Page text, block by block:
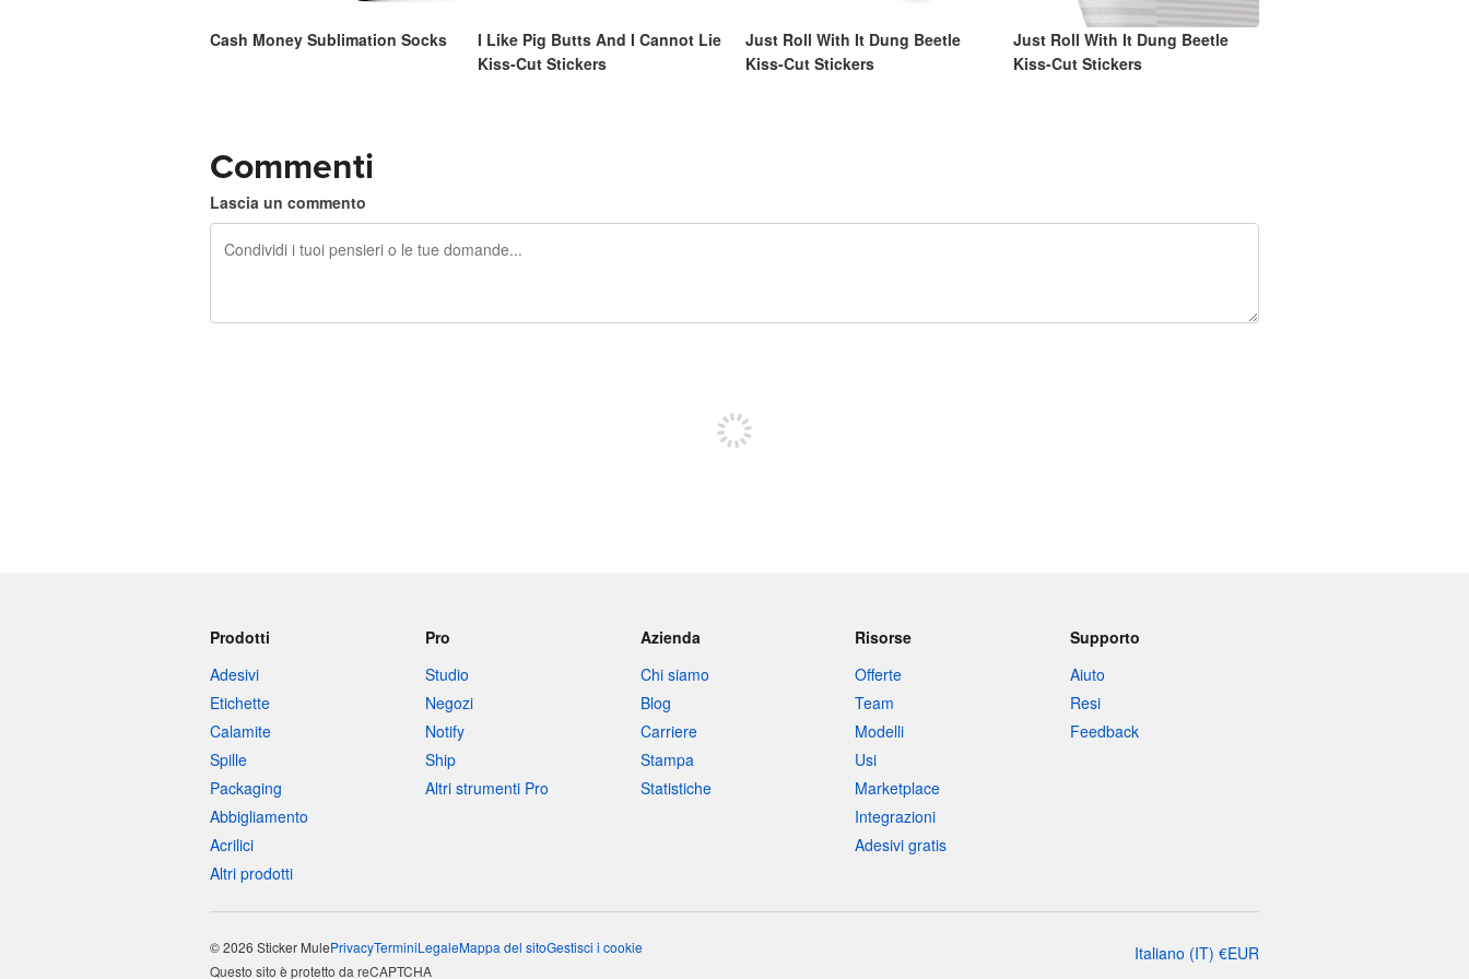
Cash Money Sublimation Socks
I Like Pig Butts And I Cannot Lie
Kiss-Cut Stickers
Just Roll With It Dung Beetle
Kiss-Cut Stickers
Just Roll With It Dung Beetle
Kiss-Cut Stickers
Commenti
Lascia un commento
Prodotti
Adesivi
Etichette
Calamite
Spille
Packaging
Abbigliamento
Acrilici
Altri prodotti
Pro
Studio
Negozi
Notify
Ship
Altri strumenti Pro
Azienda
Chi siamo
Blog
Carriere
Stampa
Statistiche
Risorse
Offerte
Team
Modelli
Usi
Marketplace
Integrazioni
Adesivi gratis
Supporto
Aiuto
Resi
Feedback
© 2026 Sticker MulePrivacyTerminiLegaleMappa del sitoGestisci i cookie Italiano (IT) €EUR
Questo sito è protetto da reCAPTCHA